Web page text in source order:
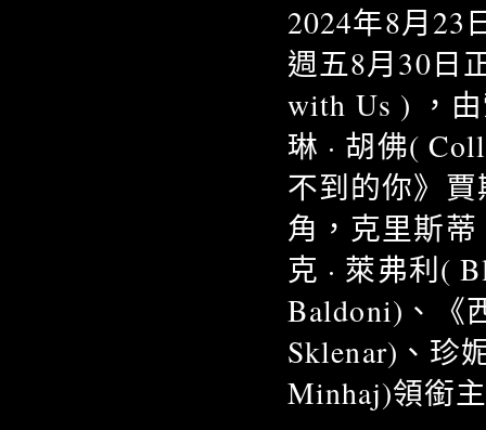
2024年8月23
週五8月30日
with Us ) ，
琳 · 胡佛(
不到的你》
角，克里斯
克 · 萊弗利(
Baldoni)、《
Sklenar)、珍
Minhaj)領銜